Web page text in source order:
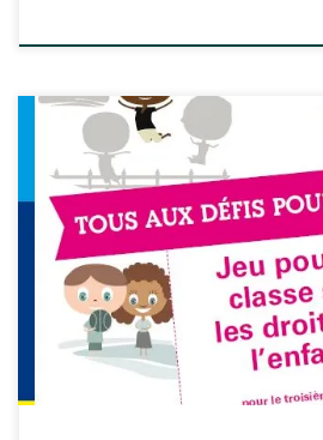
Sur son site web, l’UNICEF propose
aux défis pour les Droits », un jeu
droits de l’enfant pour le troisième
primaire. Ce jeu constitue le
sur les droits de l’enfant en